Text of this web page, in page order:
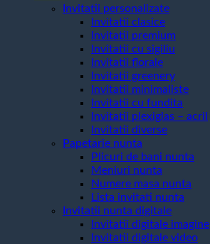
Invitatii personalizate
Invitatii clasice
Invitatii premium
Invitatii cu sigiliu
Invitatii florale
Invitatii greenery
Invitatii minimaliste
Invitatii cu fundita
Invitatii plexiglas – acril
Invitatii diverse
Papetarie nunta
Plicuri de bani nunta
Meniuri nunta
Numere masa nunta
Lista invitati nunta
Invitatii nunta digitale
Invitatii digitale imagine
Invitatii digitale video